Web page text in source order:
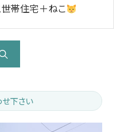
帯住宅＋ねこ
下さい